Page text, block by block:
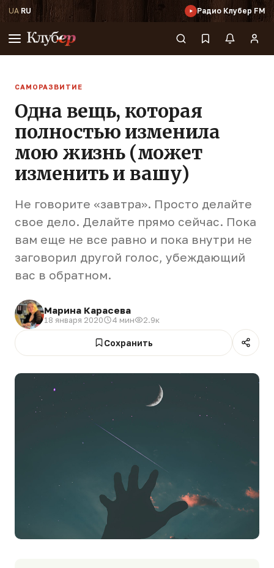
UA·RU Радио Клубер FM
САМОРАЗВИТИЕ
Одна вещь, которая
полностью изменила
мою жизнь (может
изменить и вашу)
Не говорите «завтра». Просто делайте
свое дело. Делайте прямо сейчас. Пока
вам еще не все равно и пока внутри не
заговорил другой голос, убеждающий
вас в обратном.
Марина Карасева
18 января 2020 4 мин 2.9к
Сохранить